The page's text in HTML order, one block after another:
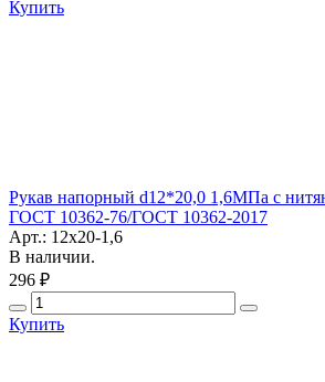
Купить
Рукав напорный d12*20,0 1,6МПа с
ГОСТ 10362-76/ГОСТ 10362-2017
Арт.: 12х20-1,6
В наличии.
296 ₽
Купить